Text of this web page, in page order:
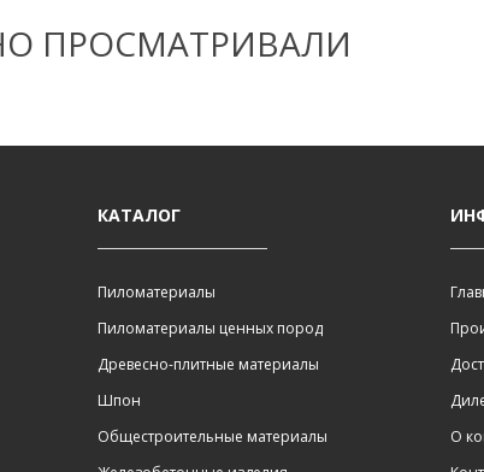
ПРОСМАТРИВАЛИ
КАТАЛОГ
Пиломатериалы
Пиломатериалы ценных пород
Древесно-плитные материалы
Шпон
Общестроительные материалы
О